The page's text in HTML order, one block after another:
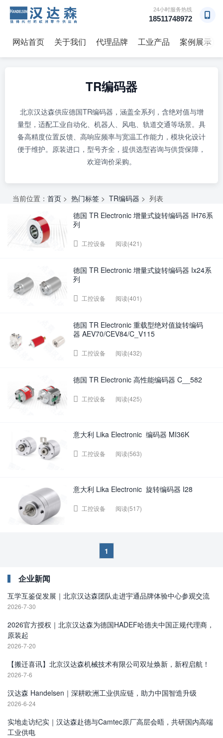
24小时服务热线
18511748972
→
网站首页 关于我们 代理品牌 工业产品 案例展示
TR编码器
北京汉达森供应德国TR编码器，涵盖全系列，含绝对值与增
量型，适配工业自动化、机器人、风电、轨道交通等场景。具
备高精度位置反馈、高响应频率与宽温工作能力，模块化设计
便于维护。原装进口，型号齐全，提供选型咨询与供货保障，
欢迎询价采购。
当前位置： 首页 > 热门标签 > TR编码器 > 列表
德国 TR Electronic 增量式旋转编码器 IH76系
列
工控设备 阅读(421)
德国 TR Electronic 增量式旋转编码器 Ix24系
列
工控设备 阅读(401)
德国 TR Electronic 重载型绝对值旋转编码
器 AEV70/CEV84/C_V115
工控设备 阅读(432)
德国 TR Electronic 高性能编码器 C__582
工控设备 阅读(425)
意大利 Lika Electronic 编码器 MI36K
工控设备 阅读(563)
意大利 Lika Electronic 旋转编码器 I28
工控设备 阅读(517)
1
企业新闻
互学互鉴促发展｜北京汉达森团队走进宇通品牌体验中心参观交流
2026-7-30
2026官方授权｜北京汉达森为德国HADEF哈德夫中国正规代理商，
原装起
2026-7-20
【搬迁喜讯】北京汉达森机械技术有限公司双址焕新，新程启航！
2026-7-6
汉达森 Handelsen｜深耕欧洲工业供应链，助力中国智造升级
2026-6-24
实地走访纪实｜汉达森赴德与Camtec原厂高层会晤，共研国内高端
工业供电